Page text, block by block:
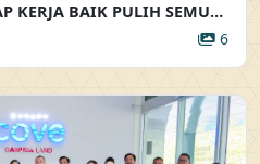
MAJLIS PENYERAHAN SIAP KERJA BAIK PULIH SEMULA PENDAWAIAN ELEKTRIK DAN PENYERAHAN BAKUL MAKANAN
6